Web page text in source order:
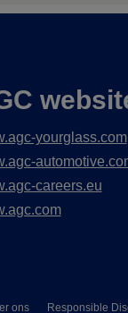
yourglass.com
careers.eu
ons Responsible